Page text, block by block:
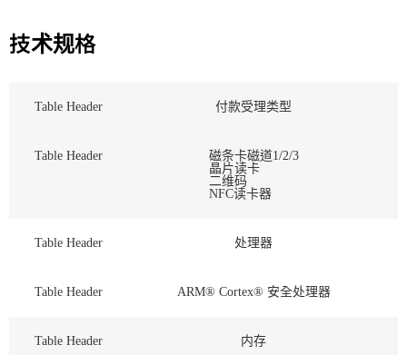
技术规格
Table Header 付款受理类型
Table Header
磁条卡磁道1/2/3
晶片读卡
二维码
NFC读卡器
Table Header 处理器
Table Header ARM® Cortex® 安全处理器
Table Header 内存